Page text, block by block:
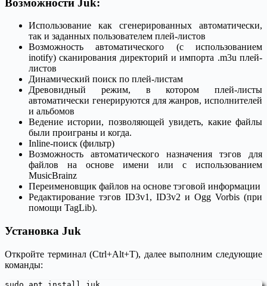
Использование как сгенерированных автоматически,
так и заданных пользователем плей-листов
Возможность автоматического (с использованием
inotify) сканирования директорий и импорта .m3u плей-
листов
Динамический поиск по плей-листам
Древовидный режим, в котором плей-листы
автоматически генерируются для жанров, исполнителей
и альбомов
Ведение истории, позволяющей увидеть, какие файлы
были проиграны и когда.
Inline-поиск (фильтр)
Возможность автоматического назначения тэгов для
файлов на основе имени или с использованием
MusicBrainz
Переименовщик файлов на основе тэговой информации
Редактирование тэгов ID3v1, ID3v2 и Ogg Vorbis (при
помощи TagLib).
Установка Juk
Откройте терминал (Ctrl+Alt+T), далее выполним следующие
команды: